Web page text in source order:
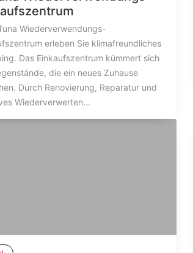
Wiederverwendungs-
erleben Sie klimafreundliches
Das Einkaufszentrum kümmert sich
die ein neues Zuhause
Durch Renovierung, Reparatur und
Wiederverwerten...